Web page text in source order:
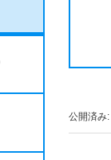
公開済み